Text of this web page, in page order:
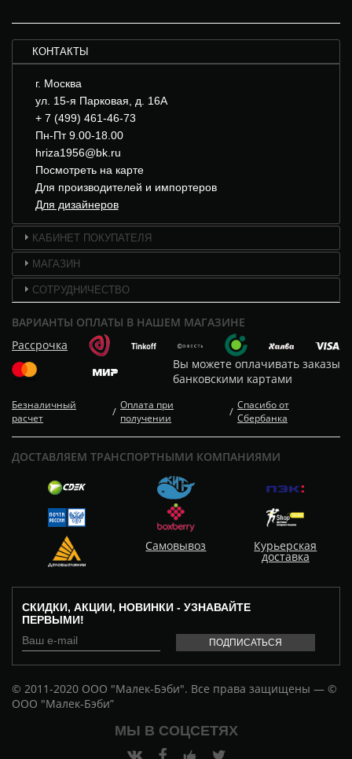
КОНТАКТЫ
г. Москва
ул. 15-я Парковая, д. 16А
+ 7 (499) 461-46-73
Пн-Пт 9.00-18.00
hriza1956@bk.ru
Посмотреть на карте
Для производителей и импортеров
Для дизайнеров
КАБИНЕТ ПОКУПАТЕЛЯ
МАГАЗИН
СОТРУДНИЧЕСТВО
ВАРИАНТЫ ОПЛАТЫ В НАШЕМ МАГАЗИНЕ
Рассрочка
Вы можете оплачивать заказы
банковскими картами
Безналичный
расчет
/ Оплата при
получении
/ Спасибо от
Сбербанка
СКИДКИ, АКЦИИ, НОВИНКИ - УЗНАВАЙТЕ
ПЕРВЫМИ!
© 2011-2020 ООО "Малек-Бэби". Все права защищены — ©
ООО "Малек-Бэби”
ДОСТАВЛЯЕМ ТРАНСПОРТНЫМИ КОМПАНИЯМИ
Самовывоз Курьерская
доставка
МЫ В СОЦСЕТЯХ